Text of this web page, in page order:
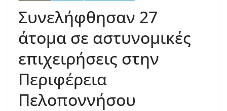
Συνελήφθησαν 27
άτομα σε αστυνομικές
επιχειρήσεις στην
Περιφέρεια
Πελοποννήσου